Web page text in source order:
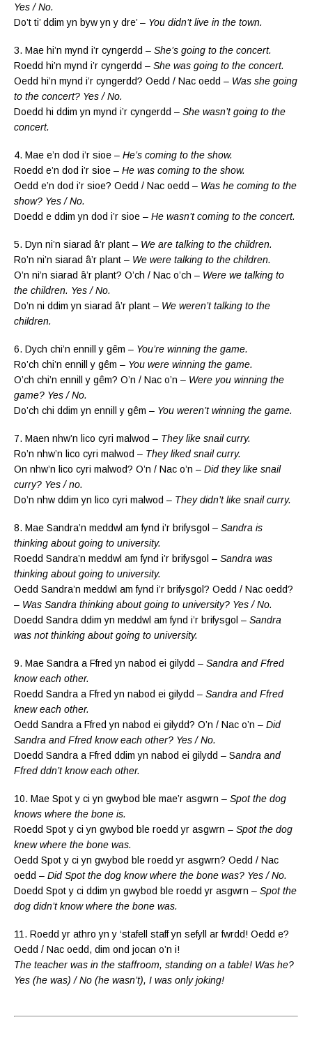
Yes / No.
Do’t ti’ ddim yn byw yn y dre’ – You didn’t live in the town.
3. Mae hi’n mynd i’r cyngerdd – She’s going to the concert.
Roedd hi’n mynd i’r cyngerdd – She was going to the concert.
Oedd hi’n mynd i’r cyngerdd? Oedd / Nac oedd – Was she going
to the concert? Yes / No.
Doedd hi ddim yn mynd i’r cyngerdd – She wasn’t going to the
concert.
4. Mae e’n dod i’r sioe – He’s coming to the show.
Roedd e’n dod i’r sioe – He was coming to the show.
Oedd e’n dod i’r sioe? Oedd / Nac oedd – Was he coming to the
show? Yes / No.
Doedd e ddim yn dod i’r sioe – He wasn’t coming to the concert.
5. Dyn ni’n siarad â’r plant – We are talking to the children.
Ro’n ni’n siarad â’r plant – We were talking to the children.
O’n ni’n siarad â’r plant? O’ch / Nac o’ch – Were we talking to
the children. Yes / No.
Do’n ni ddim yn siarad â’r plant – We weren’t talking to the
children.
6. Dych chi’n ennill y gêm – You’re winning the game.
Ro’ch chi’n ennill y gêm – You were winning the game.
O’ch chi’n ennill y gêm? O’n / Nac o’n – Were you winning the
game? Yes / No.
Do’ch chi ddim yn ennill y gêm – You weren’t winning the game.
7. Maen nhw’n lico cyri malwod – They like snail curry.
Ro’n nhw’n lico cyri malwod – They liked snail curry.
On nhw’n lico cyri malwod? O’n / Nac o’n – Did they like snail
curry? Yes / no.
Do’n nhw ddim yn lico cyri malwod – They didn’t like snail curry.
8. Mae Sandra’n meddwl am fynd i’r brifysgol – Sandra is
thinking about going to university.
Roedd Sandra’n meddwl am fynd i’r brifysgol – Sandra was
thinking about going to university.
Oedd Sandra’n meddwl am fynd i’r brifysgol? Oedd / Nac oedd?
– Was Sandra thinking about going to university? Yes / No.
Doedd Sandra ddim yn meddwl am fynd i’r brifysgol – Sandra
was not thinking about going to university.
9. Mae Sandra a Ffred yn nabod ei gilydd – Sandra and Ffred
know each other.
Roedd Sandra a Ffred yn nabod ei gilydd – Sandra and Ffred
knew each other.
Oedd Sandra a Ffred yn nabod ei gilydd? O’n / Nac o’n – Did
Sandra and Ffred know each other? Yes / No.
Doedd Sandra a Ffred ddim yn nabod ei gilydd – Sandra and
Ffred ddn’t know each other.
10. Mae Spot y ci yn gwybod ble mae’r asgwrn – Spot the dog
knows where the bone is.
Roedd Spot y ci yn gwybod ble roedd yr asgwrn – Spot the dog
knew where the bone was.
Oedd Spot y ci yn gwybod ble roedd yr asgwrn? Oedd / Nac
oedd – Did Spot the dog know where the bone was? Yes / No.
Doedd Spot y ci ddim yn gwybod ble roedd yr asgwrn – Spot the
dog didn’t know where the bone was.
11. Roedd yr athro yn y ‘stafell staff yn sefyll ar fwrdd! Oedd e?
Oedd / Nac oedd, dim ond jocan o’n i!
The teacher was in the staffroom, standing on a table! Was he?
Yes (he was) / No (he wasn’t), I was only joking!